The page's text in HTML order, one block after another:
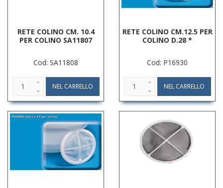
RETE COLINO CM. 10.4
PER COLINO SA11807
Cod: SA11808
RETE COLINO CM.12.5 PER
COLINO D.28 *
Cod: P16930